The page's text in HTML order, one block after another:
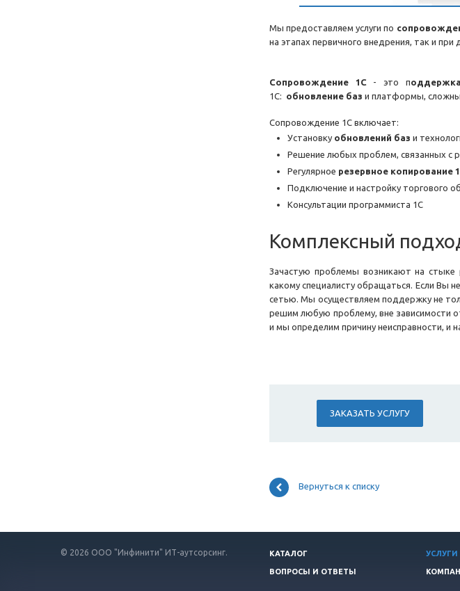
Мы предоставляем услуги по
на этапах первичного внедрения, так и при
Сопровождение 1С - это п
1С: обновление баз и платформы,
Сопровождение 1С включает:
Установку обновлений баз и
Решение любых проблем, связанных с
Регулярное резервное копирование
Подключение и настройку торгового
Консультации программиста 1С
Комплексный
Зачастую проблемы возникают на стыке
какому специалисту обращаться. Если Вы
сетью. Мы осуществляем поддержку не
решим любую проблему, вне зависимости
и мы определим причину неисправности, и
ЗАКАЗАТЬ УСЛУГУ
Вернуться к списку
© 2026 ООО "Инфинити" ИТ-аутсорсинг. КАТАЛОГ УСЛУГИ
ВОПРОСЫ И ОТВЕТЫ